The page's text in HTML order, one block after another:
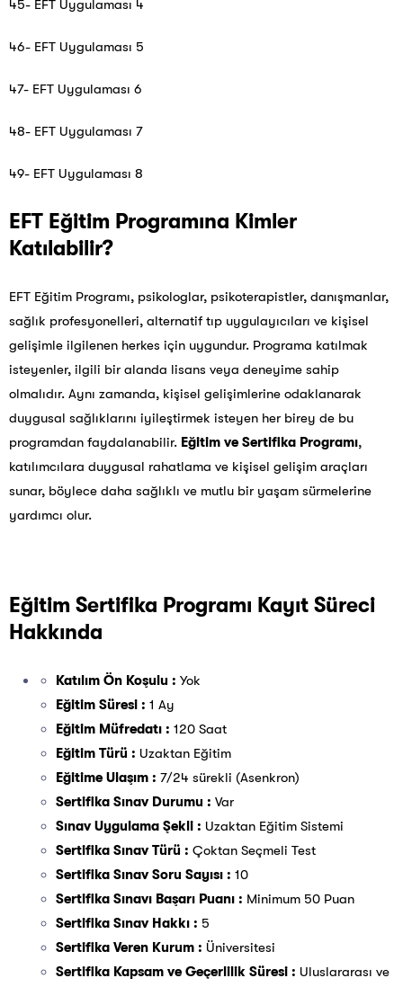
45- EFT Uygulaması 4
46- EFT Uygulaması 5
47- EFT Uygulaması 6
48- EFT Uygulaması 7
49- EFT Uygulaması 8
EFT Eğitim Programına Kimler
Katılabilir?
EFT Eğitim Programı, psikologlar, psikoterapistler, danışmanlar,
sağlık profesyonelleri, alternatif tıp uygulayıcıları ve kişisel
gelişimle ilgilenen herkes için uygundur. Programa katılmak
isteyenler, ilgili bir alanda lisans veya deneyime sahip
olmalıdır. Aynı zamanda, kişisel gelişimlerine odaklanarak
duygusal sağlıklarını iyileştirmek isteyen her birey de bu
programdan faydalanabilir. Eğitim ve Sertifika Programı,
katılımcılara duygusal rahatlama ve kişisel gelişim araçları
sunar, böylece daha sağlıklı ve mutlu bir yaşam sürmelerine
yardımcı olur.
Eğitim Sertifika Programı Kayıt Süreci
Hakkında
Katılım Ön Koşulu : Yok
Eğitim Süresi : 1 Ay
Eğitim Müfredatı : 120 Saat
Eğitim Türü : Uzaktan Eğitim
Eğitime Ulaşım : 7/24 sürekli (Asenkron)
Sertifika Sınav Durumu : Var
Sınav Uygulama Şekli : Uzaktan Eğitim Sistemi
Sertifika Sınav Türü : Çoktan Seçmeli Test
Sertifika Sınav Soru Sayısı : 10
Sertifika Sınavı Başarı Puanı : Minimum 50 Puan
Sertifika Sınav Hakkı : 5
Sertifika Veren Kurum : Üniversitesi
Sertifika Kapsam ve Geçerlilik Süresi : Uluslararası ve